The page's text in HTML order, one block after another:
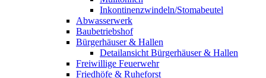
Inkontinenzwindeln/Stomabeutel
Abwasserwerk
Baubetriebshof
Bürgerhäuser & Hallen
Detailansicht Bürgerhäuser & Hallen
Freiwillige Feuerwehr
Friedhöfe & Ruheforst